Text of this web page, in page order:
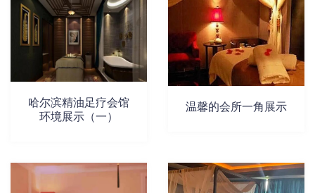
哈尔滨精油足疗会馆
环境展示（一）
温馨的会所一角展示